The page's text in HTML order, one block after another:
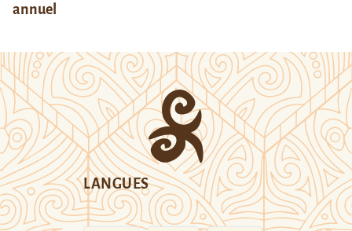
annuel
LANGUES